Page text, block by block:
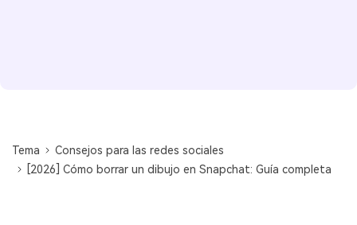
Tema
Consejos para las redes sociales
[2026] Cómo borrar un dibujo en Snapchat: Guía completa